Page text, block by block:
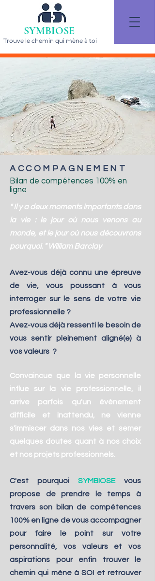
SYMBIOSE
Trouve le chemin qui mène à toi
ACCOMPAGNEMENT
Bilan de compétences 100% en
ligne
" Il y a deux moments importants dans
la vie : le jour où nous venons au
monde, et le jour où nous découvrons
pourquoi. " William Barclay
Avez-vous déjà connu une épreuve
de vie, vous poussant à vous
interroger sur le sens de votre vie
professionnelle ?
Avez-vous déjà ressenti le besoin de
vous sentir pleinement aligné(e) à
vos valeurs ?
Convaincue que la vie personnelle
influe sur la vie professionnelle, il
arrive parfois qu'un évènement
difficile et inattendu, ne vienne
s'immiscer dans nos vies et semer
quelques doutes quant à nos choix
et nos projets professionnels.
C'est pourquoi SYMBIOSE vous
propose de prendre le temps à
travers son bilan de compétences
100% en ligne de vous accompagner
pour faire le point sur votre
personnalité, vos valeurs et vos
aspirations pour enfin trouver le
chemin qui mène à SOI et retrouver